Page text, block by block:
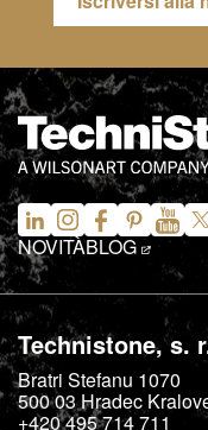
NOVITÀBLOG
Technistone, s.
Bratri Stefanu 1070
500 03Hradec
+420 495 714 711